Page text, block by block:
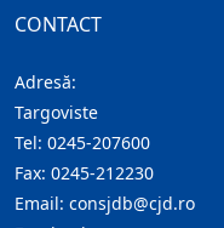
CONTACT
Adresă:
Targoviste
Tel: 0245-207600
Fax: 0245-212230
Email: consjdb@cjd.ro